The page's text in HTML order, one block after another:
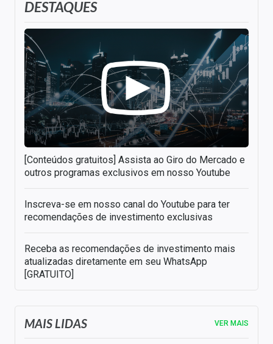
DESTAQUES
[Conteúdos gratuitos] Assista ao Giro do Mercado e
outros programas exclusivos em nosso Youtube
Inscreva-se em nosso canal do Youtube para ter
recomendações de investimento exclusivas
Receba as recomendações de investimento mais
atualizadas diretamente em seu WhatsApp
[GRATUITO]
MAIS LIDAS VER MAIS